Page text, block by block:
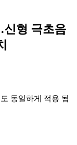
신형 극초음
동일하게 적용 됩